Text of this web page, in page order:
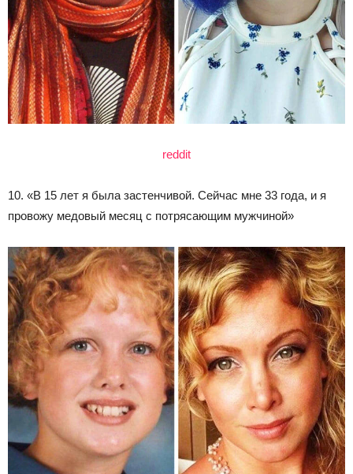
reddit
10. «В 15 лет я была застенчивой. Сейчас мне 33 года, и я
провожу медовый месяц с потрясающим мужчиной»